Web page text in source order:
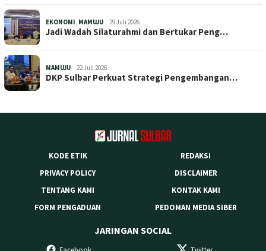
EKONOMI, MAMUJU 29 Juli 2026
Jadi Wadah Silaturahmi dan Bertukar Peng…
MAMUJU 22 Juli 2026
DKP Sulbar Perkuat Strategi Pengembangan…
KODE ETIK
REDAKSI
PRIVACY POLICY
DISCLAIMER
TENTANG KAMI
KONTAK KAMI
FORM PENGADUAN
PEDOMAN MEDIA SIBER
JARINGAN SOCIAL